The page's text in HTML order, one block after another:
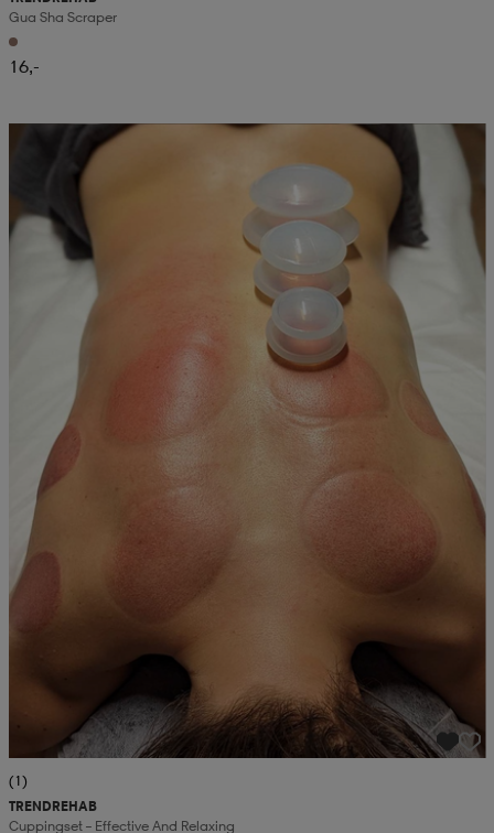
Gua Sha Scraper
16,-
(1)
TRENDREHAB
Cuppingset – Effective And Relaxing